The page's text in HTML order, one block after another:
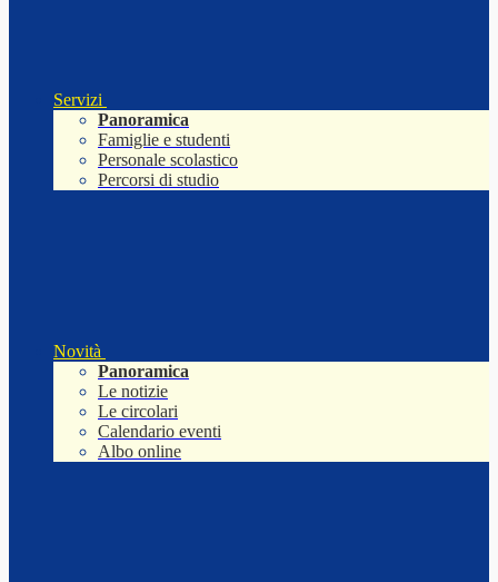
Servizi
Panoramica
Famiglie e studenti
Personale scolastico
Percorsi di studio
Novità
Panoramica
Le notizie
Le circolari
Calendario eventi
Albo online